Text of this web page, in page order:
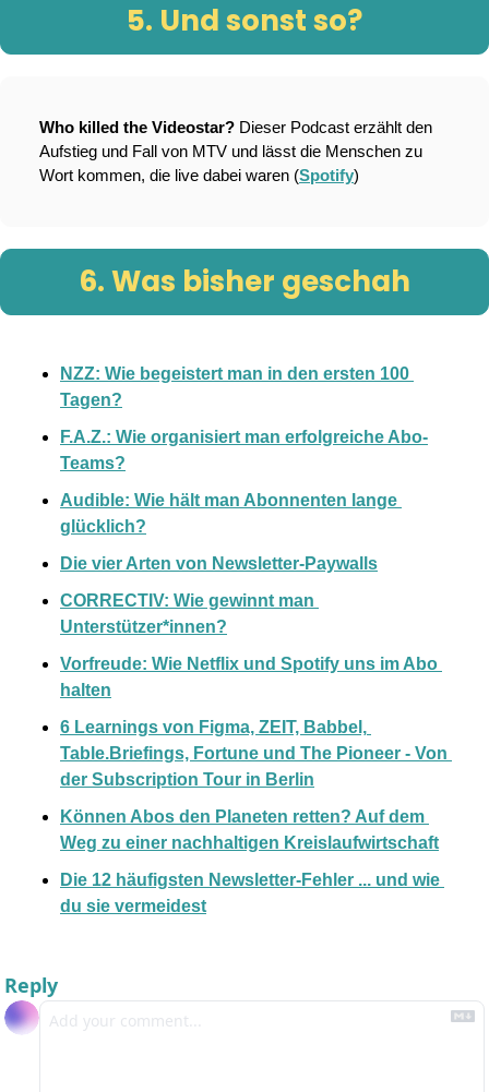
5. Und sonst so?
Who killed the Videostar? Dieser Podcast erzählt den
Aufstieg und Fall von MTV und lässt die Menschen zu
Wort kommen, die live dabei waren (Spotify)
6. Was bisher geschah
NZZ: Wie begeistert man in den ersten 100
Tagen?
F.A.Z.: Wie organisiert man erfolgreiche Abo-
Teams?
Audible: Wie hält man Abonnenten lange
glücklich?
Die vier Arten von Newsletter-Paywalls
CORRECTIV: Wie gewinnt man
Unterstützer*innen?
Vorfreude: Wie Netflix und Spotify uns im Abo
halten
6 Learnings von Figma, ZEIT, Babbel,
Table.Briefings, Fortune und The Pioneer - Von
der Subscription Tour in Berlin
Können Abos den Planeten retten? Auf dem
Weg zu einer nachhaltigen Kreislaufwirtschaft
Die 12 häufigsten Newsletter-Fehler ... und wie
du sie vermeidest
Reply